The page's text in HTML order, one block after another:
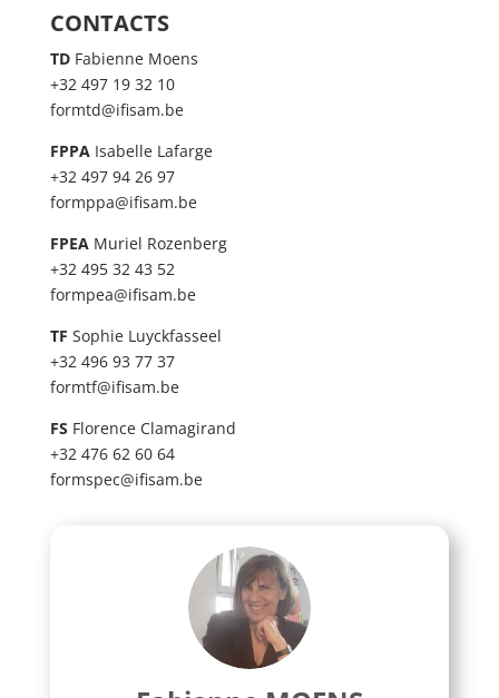
CONTACTS
TD Fabienne Moens
+32 497 19 32 10
formtd@ifisam.be
FPPA Isabelle Lafarge
+32 497 94 26 97
formppa@ifisam.be
FPEA Muriel Rozenberg
+32 495 32 43 52
formpea@ifisam.be
TF Sophie Luyckfasseel
+32 496 93 77 37
formtf@ifisam.be
FS Florence Clamagirand
+32 476 62 60 64
formspec@ifisam.be